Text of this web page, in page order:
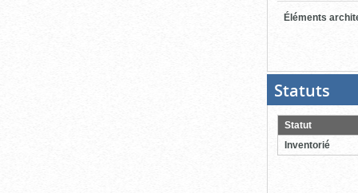
Éléments
Statuts
pour
Statut
Inventorié